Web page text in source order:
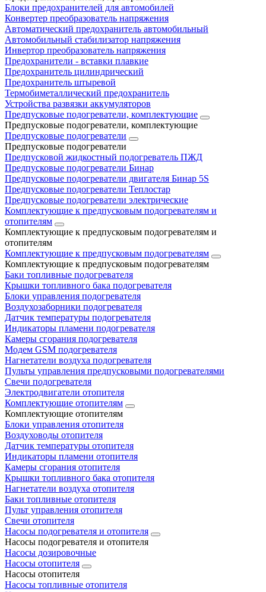
Блоки предохранителей для автомобилей
Конвертер преобразователь напряжения
Автоматический предохранитель автомобильный
Автомобильный стабилизатор напряжения
Инвертор преобразователь напряжения
Предохранители - вставки плавкие
Предохранитель цилиндрический
Предохранитель штыревой
Термобиметаллический предохранитель
Устройства развязки аккумуляторов
Предпусковые подогреватели, комплектующие
Предпусковые подогреватели, комплектующие
Предпусковые подогреватели
Предпусковые подогреватели
Предпусковой жидкостный подогреватель ПЖД
Предпусковые подогреватели Бинар
Предпусковые подогреватели двигателя Бинар 5S
Предпусковые подогреватели Теплостар
Предпусковые подогреватели электрические
Комплектующие к предпусковым подогревателям и
отопителям
Комплектующие к предпусковым подогревателям и
отопителям
Комплектующие к предпусковым подогревателям
Комплектующие к предпусковым подогревателям
Баки топливные подогревателя
Крышки топливного бака подогревателя
Блоки управления подогревателя
Воздухозаборники подогревателя
Датчик температуры подогревателя
Индикаторы пламени подогревателя
Камеры сгорания подогревателя
Модем GSM подогревателя
Нагнетатели воздуха подогревателя
Пульты управления предпусковыми подогревателями
Свечи подогревателя
Электродвигатели отопителя
Комплектующие отопителям
Комплектующие отопителям
Блоки управления отопителя
Воздуховоды отопителя
Датчик температуры отопителя
Индикаторы пламени отопителя
Камеры сгорания отопителя
Крышки топливного бака отопителя
Нагнетатели воздуха отопителя
Баки топливные отопителя
Пульт управления отопителя
Свечи отопителя
Насосы подогревателя и отопителя
Насосы подогревателя и отопителя
Насосы дозировочные
Насосы отопителя
Насосы отопителя
Насосы топливные отопителя